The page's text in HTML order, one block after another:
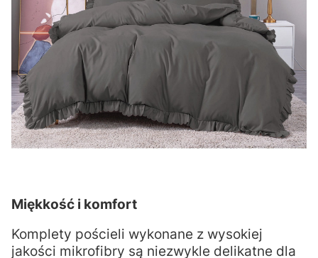
Miękkość i komfort
Komplety pościeli wykonane z wysokiej
jakości mikrofibry są niezwykle delikatne dla